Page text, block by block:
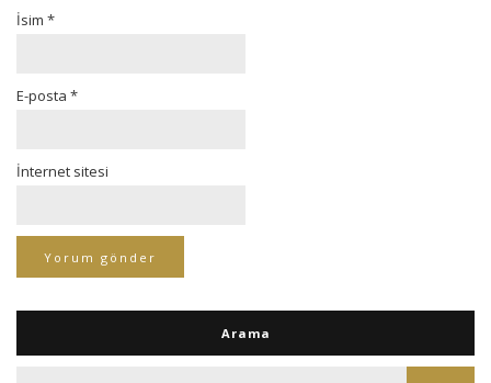
İsim *
E-posta *
İnternet sitesi
Arama